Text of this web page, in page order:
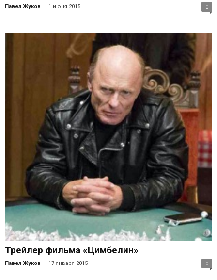
Павел Жуков - 1 июня 2015 0
Трейлер фильма «Цимбелин»
Павел Жуков - 17 января 2015 0